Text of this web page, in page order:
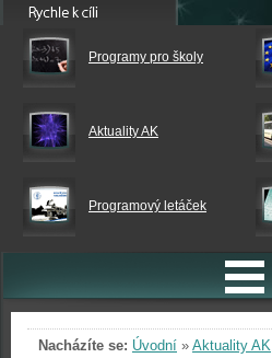
Programy pro školy
Aktuality AK
Programový letáček
Nacházíte se: Úvodní » Aktuality AK